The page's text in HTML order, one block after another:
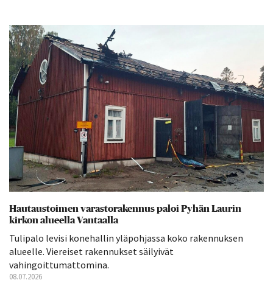
Hautaustoimen varastorakennus paloi Pyhän Laurin
kirkon alueella Vantaalla
Tulipalo levisi konehallin yläpohjassa koko rakennuksen
alueelle. Viereiset rakennukset säilyivät
vahingoittumattomina.
08.07.2026